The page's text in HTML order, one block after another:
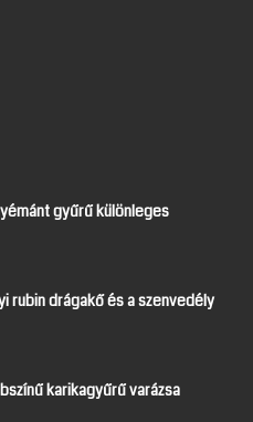
gyűrű különleges
rubin drágakő és a szenvedély
karikagyűrű varázsa